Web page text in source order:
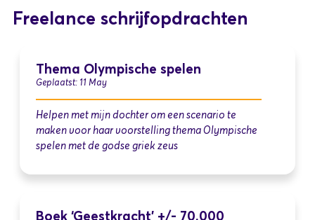
Freelance schrijfopdrachten
Thema Olympische spelen
Geplaatst: 11 May
Helpen met mijn dochter om een scenario te
maken voor haar voorstelling thema Olympische
spelen met de godse griek zeus
Boek ‘Geestkracht’ +/- 70.000